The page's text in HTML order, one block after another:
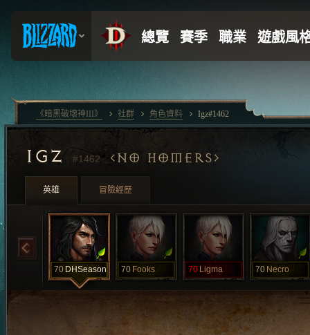
IGZ #1462 NO HOMERS
英雄 冒險經歷
70 DHSeason 70 Fooks 70 Ligma 70 Necro
《暗黑破壞神III》 社群 角色資料 Igz#1462